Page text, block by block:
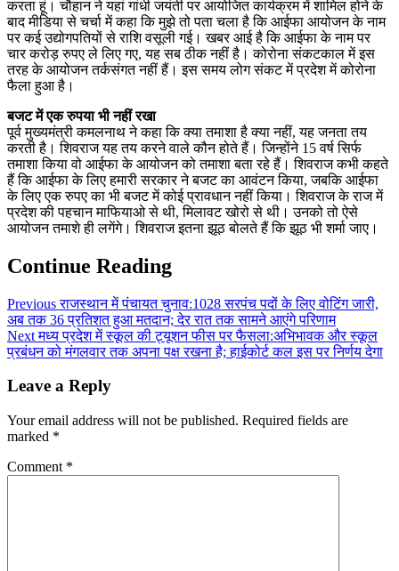
करता हूं। चौहान ने यहां गांधी जयंती पर आयोजित कार्यक्रम में शामिल होने के
बाद मीडिया से चर्चा में कहा कि मुझे तो पता चला है कि आईफा आयोजन के नाम
पर कई उद्योगपतियों से राशि वसूली गई। खबर आई है कि आईफा के नाम पर
चार करोड़ रुपए ले लिए गए, यह सब ठीक नहीं है। कोरोना संकटकाल में इस
तरह के आयोजन तर्कसंगत नहीं हैं। इस समय लोग संकट में प्रदेश में कोरोना
फैला हुआ है।
बजट में एक रुपया भी नहीं रखा
पूर्व मुख्यमंत्री कमलनाथ ने कहा कि क्या तमाशा है क्या नहीं, यह जनता तय
करती है। शिवराज यह तय करने वाले कौन होते हैं। जिन्होंने 15 वर्ष सिर्फ
तमाशा किया वो आईफा के आयोजन को तमाशा बता रहे हैं। शिवराज कभी कहते
हैं कि आईफा के लिए हमारी सरकार ने बजट का आवंटन किया, जबकि आईफा
के लिए एक रुपए का भी बजट में कोई प्रावधान नहीं किया। शिवराज के राज में
प्रदेश की पहचान माफियाओ से थी, मिलावट खोरो से थी। उनको तो ऐसे
आयोजन तमाशे ही लगेंगे। शिवराज इतना झूठ बोलते हैं कि झूठ भी शर्मा जाए।
Continue Reading
Previousराजस्थान में पंचायत चुनाव:1028 सरपंच पदों के लिए वोटिंग जारी,
अब तक 36 प्रतिशत हुआ मतदान; देर रात तक सामने आएंगे परिणाम
Nextमध्य प्रदेश में स्कूल की ट्यूशन फीस पर फैसला:अभिभावक और स्कूल
प्रबंधन को मंगलवार तक अपना पक्ष रखना है; हाईकोर्ट कल इस पर निर्णय देगा
Leave a Reply
Your email address will not be published. Required fields are
marked *
Comment *